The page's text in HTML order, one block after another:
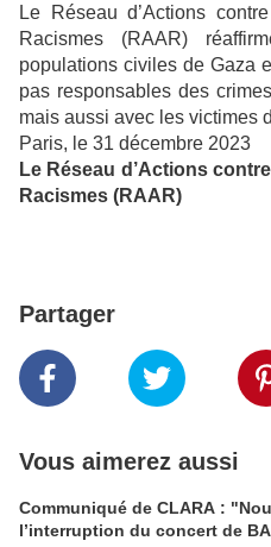
Le Réseau d’Actions
Racismes (RAAR)
populations civiles de Gaza
pas responsables des
mais aussi avec les victimes
Paris, le 31 décembre 2023
Le Réseau d’Actions
Racismes (RAAR)
Partager
Vous aimerez aussi
Communiqué de CLARA :
l’interruption du concert de